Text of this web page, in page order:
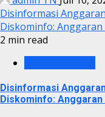
Disinformasi
Diskominfo:
2 min read
Disinformasi
Diskominfo: Anggaran